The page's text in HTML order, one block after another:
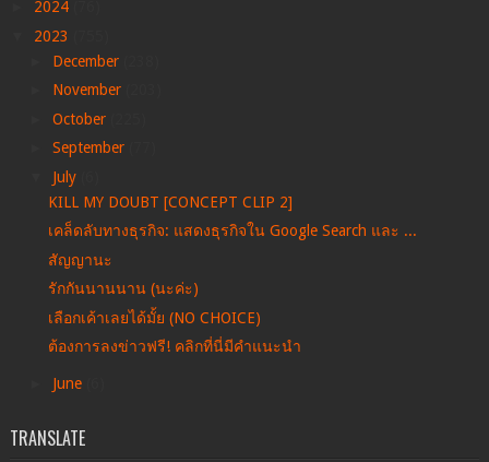
2024
2023
December
November
October
September
July
KILL MY DOUBT [CONCEPT CLIP 2]
เคล็ดลับทางธุรกิจ: แสดงธุรกิจใน Google Search และ ...
สัญญานะ
รักกันนานนาน (นะค่ะ)
เลือกเค้าเลยได้มั้ย (NO CHOICE)
ต้องการลงข่าวฟรี! คลิกที่นี่มีคำแนะนำ
June
TRANSLATE